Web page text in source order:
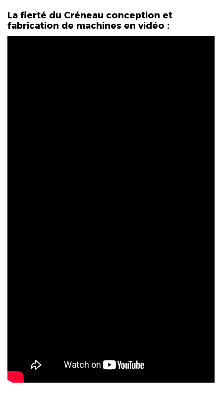
La fierté du Créneau conception et
fabrication de machines en vidéo :